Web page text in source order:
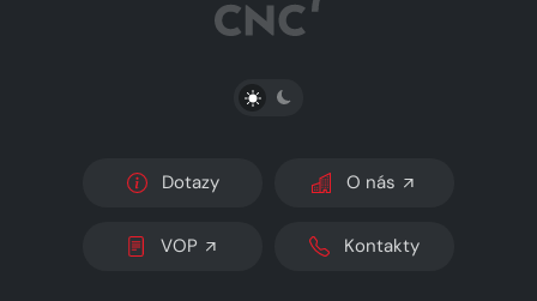
PŘEPNOUT SVĚTLÝ/TMAVÝ REŽIM
Dotazy O nás
VOP Kontakty